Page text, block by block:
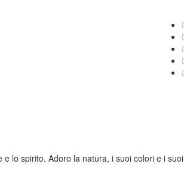
lo spirito. Adoro la natura, i suoi colori e i suoi